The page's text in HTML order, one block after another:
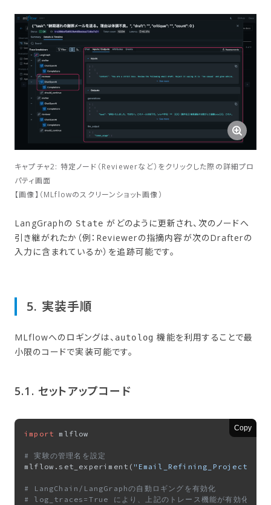
キャプチャ2: 特定ノード（Reviewerなど）をクリックした際の詳細プロ
パティ画面
【画像】（MLflowのスクリーンショット画像）
LangGraphの State がどのように更新され、次のノードへ
引き継がれたか（例：Reviewerの指摘内容が次のDrafterの
入力に含まれているか）を追跡可能です。
5. 実装手順
MLflowへのロギングは、 autolog 機能を利用することで最
小限のコードで実装可能です。
5.1. セットアップコード
Copy
import mlflow
# 実験の管理名を設定
mlflow.set_experiment( "Email_Refining_Project"
# LangChain/LangGraphの自動ロギングを有効化
# log_traces=True により、上記のトレース機能が有効化され